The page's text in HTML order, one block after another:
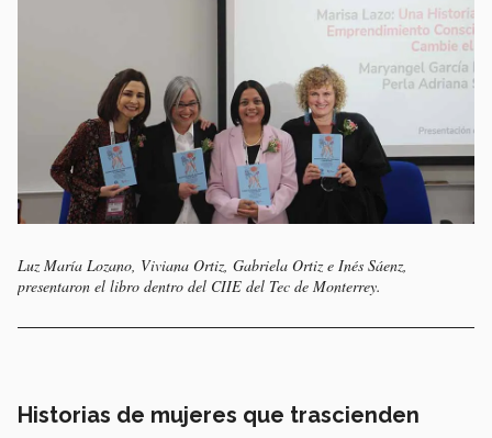
Luz María Lozano, Viviana Ortiz, Gabriela Ortiz e Inés Sáenz,
presentaron el libro dentro del CIIE del Tec de Monterrey.
Historias de mujeres que trascienden